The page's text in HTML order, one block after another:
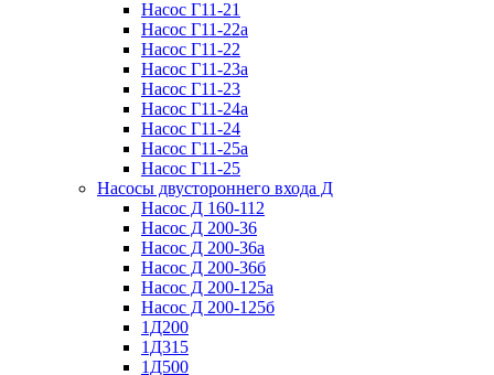
Насос Г11-21
Насос Г11-22а
Насос Г11-22
Насос Г11-23а
Насос Г11-23
Насос Г11-24а
Насос Г11-24
Насос Г11-25а
Насос Г11-25
Насосы двустороннего входа Д
Насос Д 160-112
Насос Д 200-36
Насос Д 200-36а
Насос Д 200-36б
Насос Д 200-125а
Насос Д 200-125б
1Д200
1Д315
1Д500